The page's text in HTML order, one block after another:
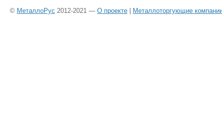
© МеталлоРус 2012-2021 — О проекте Металлоторгующие